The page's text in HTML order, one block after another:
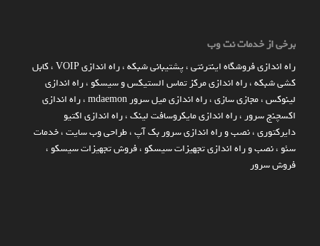
برخی از خدمات نت وب
راه اندازي فروشگاه اينترنتي،پشتیبانی شبکه،راه اندازی VOIP ،کابل
کشی شبکه،راه اندازی مرکز تماس الستیکس و سیسکو ،راه اندازی
لینوکس،مجازی سازی،راه اندازی میل سرور mdaemon ،راه اندازی
اکسچنج سرور ،راه اندازی مایکروسافت لینک،راه اندازی اکتیو
دایرکتوری،نصب و راه اندازی سرور بک آپ،طراحی وب سایت،خدمات
سئو ،نصب و راه اندازی تجهیزات سیسکو ،فروش تجهیزات سیسکو ،
فروش سرور